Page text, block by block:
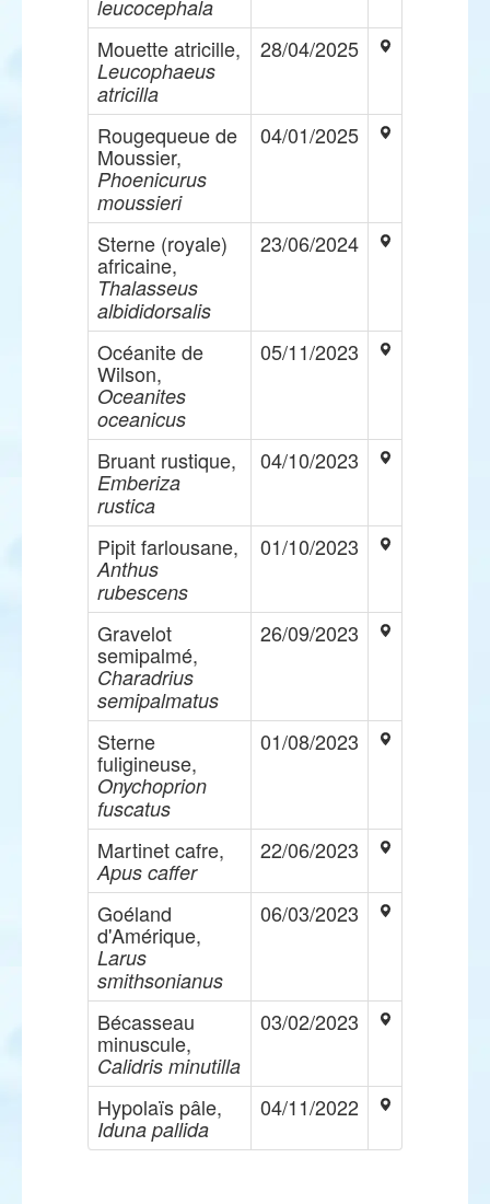
leucocephala
Mouette atricille,
Leucophaeus
atricilla
28/04/2025
Rougequeue de
Moussier,
Phoenicurus
moussieri
04/01/2025
Sterne (royale)
africaine,
Thalasseus
albididorsalis
23/06/2024
Océanite de
Wilson,
Oceanites
oceanicus
05/11/2023
Bruant rustique,
Emberiza
rustica
04/10/2023
Pipit farlousane,
Anthus
rubescens
01/10/2023
Gravelot
semipalmé,
Charadrius
semipalmatus
26/09/2023
Sterne
fuligineuse,
Onychoprion
fuscatus
01/08/2023
Martinet cafre,
Apus caffer
22/06/2023
Goéland
d'Amérique,
Larus
smithsonianus
06/03/2023
Bécasseau
minuscule,
Calidris minutilla
03/02/2023
Hypolaïs pâle,
Iduna pallida
04/11/2022